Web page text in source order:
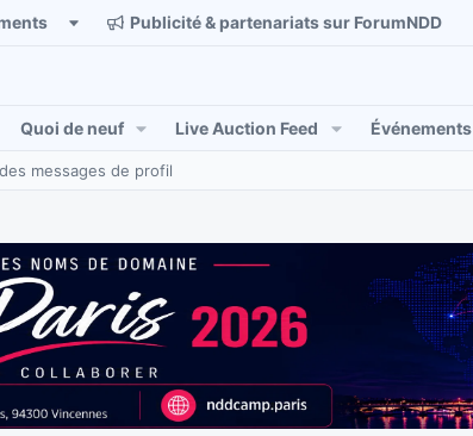
Publicité & partenariats sur ForumNDD
Quoi de neuf Live Auction Feed Événements
messages de profil